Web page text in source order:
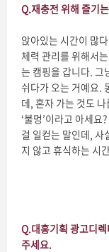
Q.재충전 위해 즐기
앉아있는 시간이 많
체력 관리를 위해서
는 캠핑을 갑니다. 그
쉬다가 오는 거예요.
데, 혼자 가는 것도
‘불멍’이라고 아세
걸 일컫는 말인데, 사
지 않고 휴식하는 시
Q.대홍기획 광고디
주세요.